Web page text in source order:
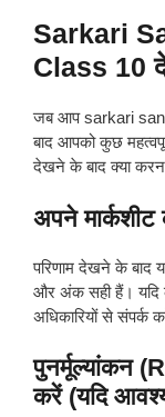
Sarkari
Class 10
जब आप sarkari
बाद आपको कुछ
देखने के बाद क्या करना
अपने मार्कशीट
परिणाम देखने के बाद
और अंक सही हैं। यदि
अधिकारियों से संपर्क
पुनर्मूल्यांकन
करें (यदि